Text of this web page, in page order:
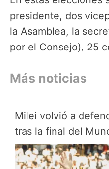
presidente, dos
la Asamblea, la
por el Consejo), 25
Más noticias
Milei volvió a
tras la final del